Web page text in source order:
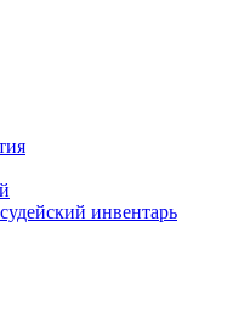
инвентарь